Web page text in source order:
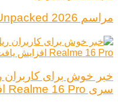
مراسم Galaxy Unpacked 2026
خبر خوش برای کاربران
سری Realme 16 Pro افزایش یافت